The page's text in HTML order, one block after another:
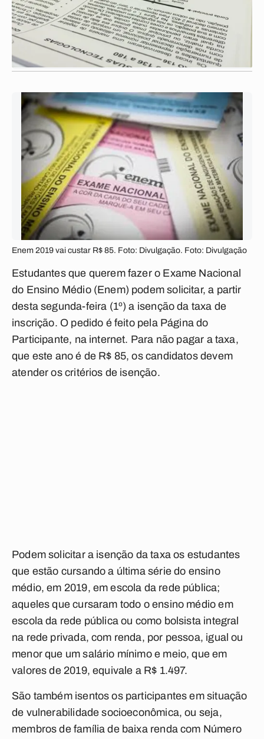
Enem 2019 vai custar R$ 85. Foto: Divulgação. Foto: Divulgação
Estudantes que querem fazer o Exame Nacional
do Ensino Médio (Enem) podem solicitar, a partir
desta segunda-feira (1º) a isenção da taxa de
inscrição. O pedido é feito pela Página do
Participante, na internet. Para não pagar a taxa,
que este ano é de R$ 85, os candidatos devem
atender os critérios de isenção.
Podem solicitar a isenção da taxa os estudantes
que estão cursando a última série do ensino
médio, em 2019, em escola da rede pública;
aqueles que cursaram todo o ensino médio em
escola da rede pública ou como bolsista integral
na rede privada, com renda, por pessoa, igual ou
menor que um salário mínimo e meio, que em
valores de 2019, equivale a R$ 1.497.
São também isentos os participantes em situação
de vulnerabilidade socioeconômica, ou seja,
membros de família de baixa renda com Número